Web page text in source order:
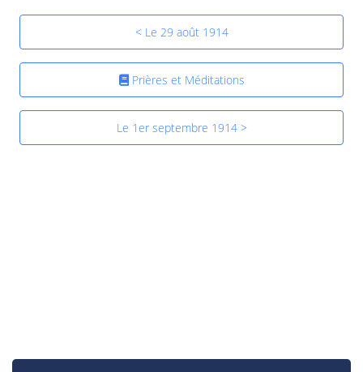
< Le 29 août 1914
Prières et Méditations
Le 1er septembre 1914 >